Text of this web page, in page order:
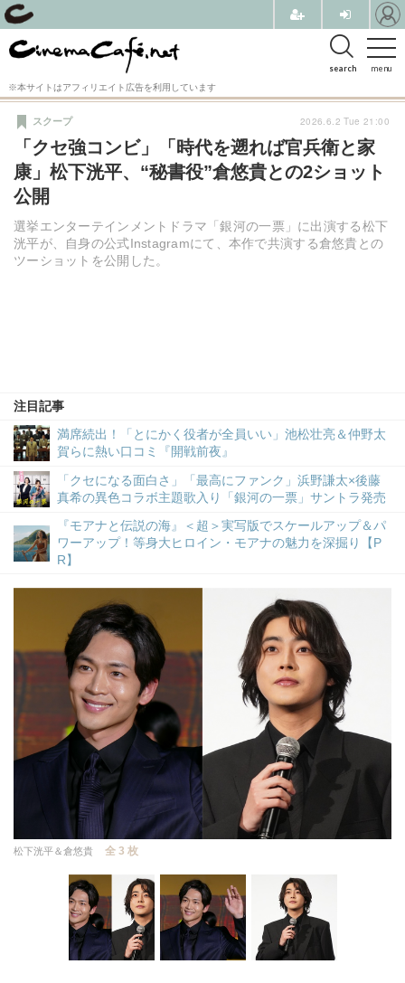
menu
search
※本サイトはアフィリエイト広告を利用しています
「クセ強コンビ」「時代を遡れば官兵衛と家
康」松下洸平、“秘書役”倉悠貴との2ショット
公開
選挙エンターテインメントドラマ「銀河の一票」に出演する松下
洸平が、自身の公式Instagramにて、本作で共演する倉悠貴との
ツーショットを公開した。
スクープ
注目記事
満席続出！「とにかく役者が全員いい」池松壮亮＆仲野太
賀らに熱い口コミ『開戦前夜』
「クセになる面白さ」「最高にファンク」浜野謙太×後藤
真希の異色コラボ主題歌入り「銀河の一票」サントラ発売
『モアナと伝説の海』＜超＞実写版でスケールアップ＆パ
ワーアップ！等身大ヒロイン・モアナの魅力を深掘り【P
R】
2026.6.2 Tue 21:00
松下洸平＆倉悠貴 全 3 枚